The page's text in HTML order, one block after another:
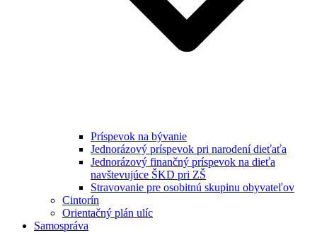
Príspevok na bývanie
Jednorázový príspevok pri narodení dieťaťa
Jednorázový finančný príspevok na dieťa
navštevujúce ŠKD pri ZŠ
Stravovanie pre osobitnú skupinu obyvateľov
Cintorín
Orientačný plán ulíc
Samospráva